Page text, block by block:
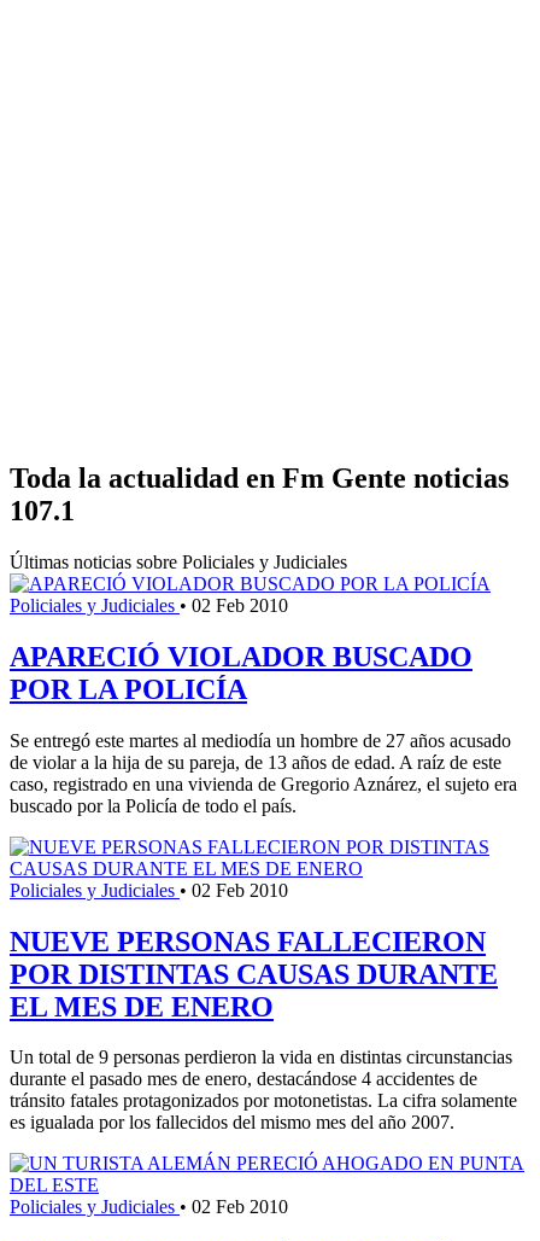
Toda la actualidad en Fm Gente noticias
107.1
Últimas noticias sobre Policiales y Judiciales
Policiales y Judiciales • 02 Feb 2010
APARECIÓ VIOLADOR BUSCADO
POR LA POLICÍA
Se entregó este martes al mediodía un hombre de 27 años acusado
de violar a la hija de su pareja, de 13 años de edad. A raíz de este
caso, registrado en una vivienda de Gregorio Aznárez, el sujeto era
buscado por la Policía de todo el país.
Policiales y Judiciales • 02 Feb 2010
NUEVE PERSONAS FALLECIERON
POR DISTINTAS CAUSAS DURANTE
EL MES DE ENERO
Un total de 9 personas perdieron la vida en distintas circunstancias
durante el pasado mes de enero, destacándose 4 accidentes de
tránsito fatales protagonizados por motonetistas. La cifra solamente
es igualada por los fallecidos del mismo mes del año 2007.
Policiales y Judiciales • 02 Feb 2010